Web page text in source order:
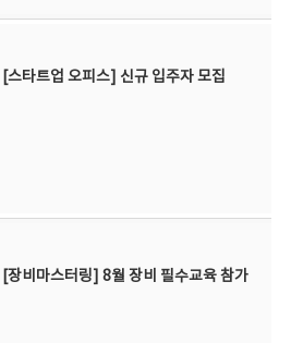
타트업 오피스] 신규 입주자 모집
비마스터링] 8월 장비 필수교육 참가